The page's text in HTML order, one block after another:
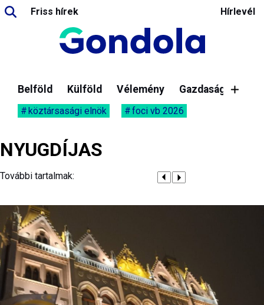
Friss hírek Hírlevél
Belföld Külföld Vélemény Gazdaság
köztársasági elnök foci vb 2026
NYUGDÍJAS
További tartalmak: